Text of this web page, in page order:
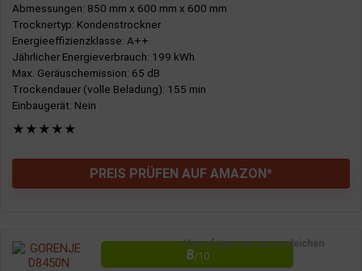
Abmessungen: 850 mm x 600 mm x 600 mm
Trocknertyp: Kondenstrockner
Energieeffizienzklasse: A++
Jährlicher Energieverbrauch: 199 kWh
Max. Geräuschemission: 65 dB
Trockendauer (volle Beladung): 155 min
Einbaugerät: Nein
★ ★ ★ ★ ★
PREIS PRÜFEN AUF AMAZON*
Hinzufügen um zu vergleichen
8/10